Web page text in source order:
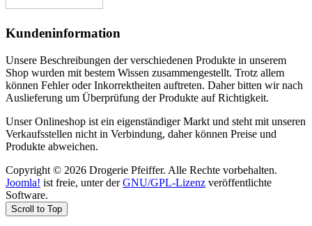
Kundeninformation
Unsere Beschreibungen der verschiedenen Produkte in unserem
Shop wurden mit bestem Wissen zusammengestellt. Trotz allem
können Fehler oder Inkorrektheiten auftreten. Daher bitten wir nach
Auslieferung um Überprüfung der Produkte auf Richtigkeit.
Unser Onlineshop ist ein eigenständiger Markt und steht mit unseren
Verkaufsstellen nicht in Verbindung, daher können Preise und
Produkte abweichen.
Copyright © 2026 Drogerie Pfeiffer. Alle Rechte vorbehalten.
Joomla! ist freie, unter derGNU/GPL-Lizenz veröffentlichte
Software.
Scroll to Top